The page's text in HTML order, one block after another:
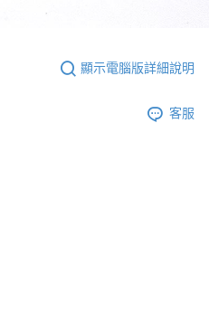
顯示電腦版詳細說明
客服